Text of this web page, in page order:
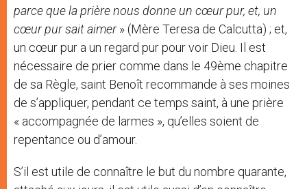
parce que la prière nous donne un cœur pur, et, un
cœur pur sait aimer» (Mère Teresa de Calcutta) ; et,
un cœur pur a un regard pur pour voir Dieu. Il est
nécessaire de prier comme dans le 49ème chapitre
de sa Règle, saint Benoît recommande à ses moines
de s’appliquer, pendant ce temps saint, à une prière
« accompagnée de larmes », qu’elles soient de
repentance ou d’amour.
S’il est utile de connaître le but du nombre quarante,